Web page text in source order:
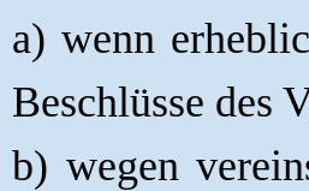
a) wenn
Beschlüsse des
b) wegen